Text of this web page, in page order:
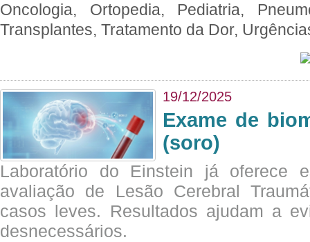
Oncologia, Ortopedia, Pediatria,
Transplantes, Tratamento da Dor,
19/12/2025
Exame de
(soro)
Laboratório do Einstein já oferece
avaliação de Lesão Cerebral
casos leves. Resultados ajudam a
desnecessários.